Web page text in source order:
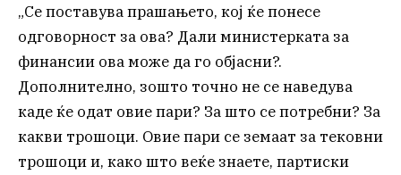
„Се поставува прашањето, кој ќе понесе
одговорност за ова? Дали министерката за
финансии ова може да го објасни?.
Дополнително, зошто точно не се наведува
каде ќе одат овие пари? За што се потребни? За
какви трошоци. Овие пари се земаат за тековни
трошоци и, како што веќе знаете, партиски